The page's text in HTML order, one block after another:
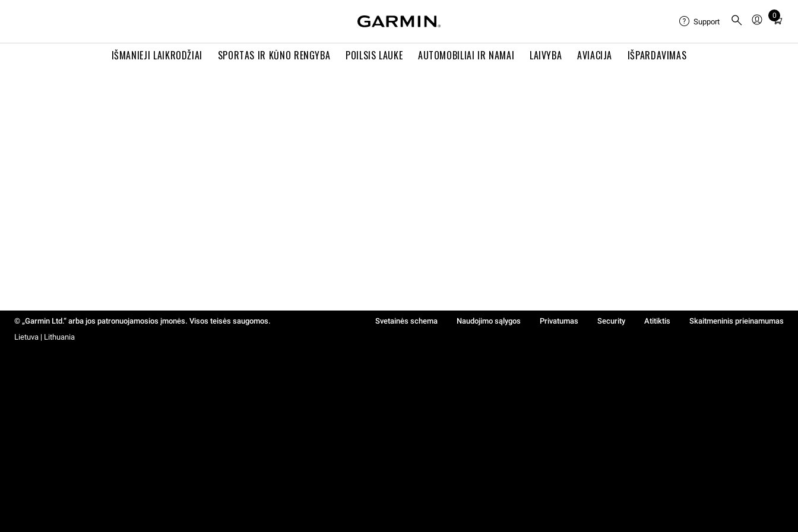
IŠMANIEJI LAIKRODŽIAI SPORTAS IR KŪNO RENGYBA POILSIS LAUKE AUTOMOBILIAI IR NAMAI LAIVYBA AVIACIJA IŠPARDAVIMAS
Support
0
Total
in
© „Garmin Ltd.“ arba jos patronuojamosios įmonės. Visos teisės saugomos. Svetainės schema Naudojimo sąlygos Privatumas Security Atitiktis
Skaitmeninis prieinamumas
Lietuva | Lithuania